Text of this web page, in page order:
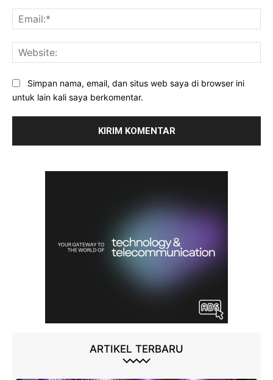
Simpan nama, email, dan situs web saya di browser ini
untuk lain kali saya berkomentar.
ARTIKEL TERBARU